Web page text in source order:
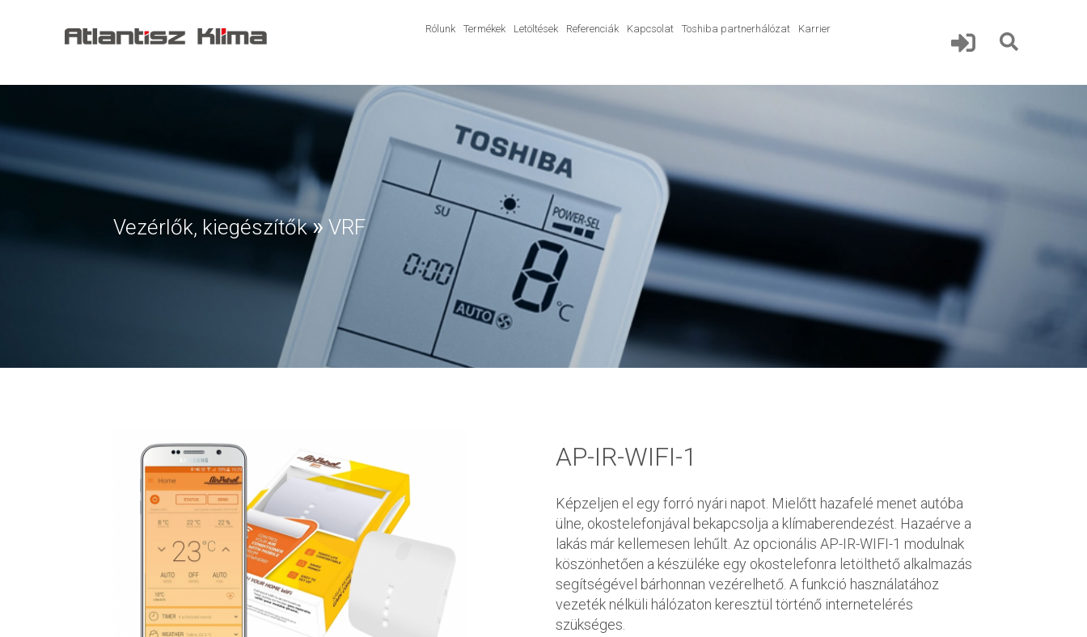
Rólunk Termékek Letöltések Referenciák Kapcsolat Toshiba partnerhálózat Karrier
Vezérlők, kiegészítők » VRF
AP-IR-WIFI-1
Képzeljen el egy forró nyári napot. Mielőtt hazafelé menet autóba
ülne, okostelefonjával bekapcsolja a klímaberendezést. Hazaérve a
lakás már kellemesen lehűlt. Az opcionális AP-IR-WIFI-1 modulnak
köszönhetően a készüléke egy okostelefonra letölthető alkalmazás
segítségével bárhonnan vezérelhető. A funkció használatához
vezeték nélküli hálózaton keresztül történő internetelérés
szükséges.